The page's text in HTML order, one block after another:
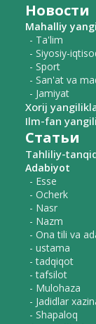
Новости
Mahalliy
- Ta'lim
- Siyosiy-
- Sport
- San'at va
- Jamiyat
Xorij
Ilm-fan
Статьи
Tahliliy-
Adabiyot
- Esse
- Ocherk
- Nasr
- Nazm
- Ona tili va
- ustama
- tadqiqot
- tafsilot
- Mulohaza
- Jadidlar
- Shapaloq